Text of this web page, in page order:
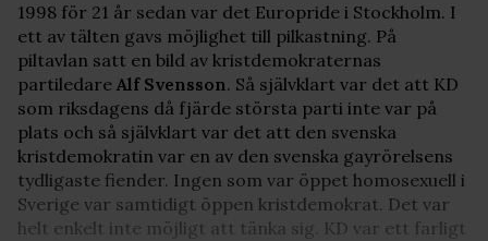
1998 för 21 år sedan var det Europride i Stockholm. I
ett av tälten gavs möjlighet till pilkastning. På
piltavlan satt en bild av kristdemokraternas
partiledare Alf Svensson. Så självklart var det att KD
som riksdagens då fjärde största parti inte var på
plats och så självklart var det att den svenska
kristdemokratin var en av den svenska gayrörelsens
tydligaste fiender. Ingen som var öppet homosexuell i
Sverige var samtidigt öppen kristdemokrat. Det var
helt enkelt inte möjligt att tänka sig. KD var ett farligt